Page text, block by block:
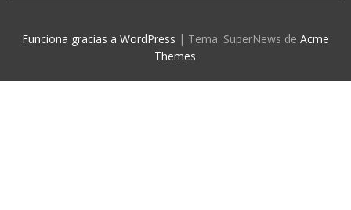
Funciona gracias a WordPress | Tema: SuperNews de Acme
Themes